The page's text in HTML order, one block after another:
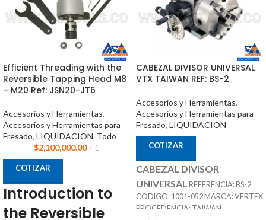
Efficient Threading with the
Reversible Tapping Head M8
– M20 Ref: JSN20-JT6
Accesorios y Herramientas,
Accesorios y Herramientas para
Fresado, LIQUIDACION, Todo
$2,100,000.00 1
COTIZAR
Introduction to
the Reversible
CABEZAL DIVISOR UNIVERSAL
VTX TAIWAN REF: BS-2
Accesorios y Herramientas,
Accesorios y Herramientas para
Fresado, LIQUIDACION
COTIZAR
CABEZAL DIVISOR
UNIVERSAL REFERENCIA: BS-2
CODIGO: 1001-052 MARCA: VERTEX
PROCEDENCIA: TAIWAN